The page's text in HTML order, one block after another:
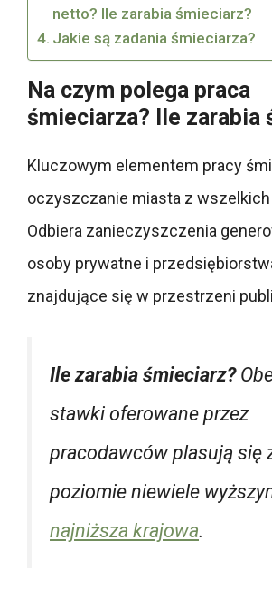
netto? Ile zarabia śmieciarz?
Jakie są zadania śmieciarza?
Na czym polega praca
śmieciarza? Ile zarabia
Kluczowym elementem pracy
oczyszczanie miasta z
Odbiera zanieczyszczenia
osoby prywatne i
znajdujące się w przestrzeni
Ile zarabia śmieciarz?
stawki oferowane przez
pracodawców plasują się
poziomie niewiele
najniższa krajowa.